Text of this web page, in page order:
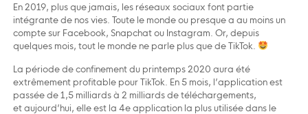
En 2019, plus que jamais, les réseaux sociaux font partie
intégrante de nos vies. Toute le monde ou presque a au moins un
compte sur Facebook, Snapchat ou Instagram. Or, depuis
quelques mois, tout le monde ne parle plus que de TikTok.
La période de confinement du printemps 2020 aura été
extrêmement profitable pour TikTok. En 5 mois, l’application est
passée de 1,5 milliards à 2 milliards de téléchargements,
et aujourd’hui, elle est la 4e application la plus utilisée dans le